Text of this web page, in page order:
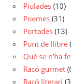
Piulades (10)
Poemes (31)
Portades (13)
Punt de llibre
Què se n'ha
Racó gurmet
Racó literari